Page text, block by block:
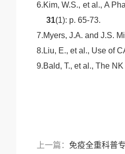
6.Kim, W.S., et al., A
31(1): p. 65-73.
7.Myers, J.A. and J.S.
8. Liu, E., et al., Use of
9.Bald, T., et al., The
上一篇： 免疫全重科普